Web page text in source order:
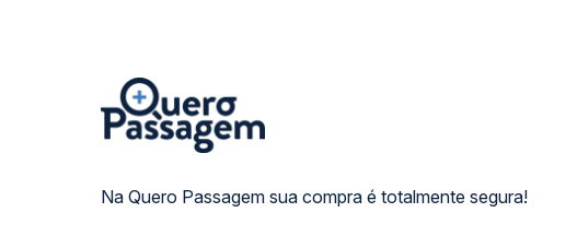
Na Quero Passagem sua compra é totalmente segura!